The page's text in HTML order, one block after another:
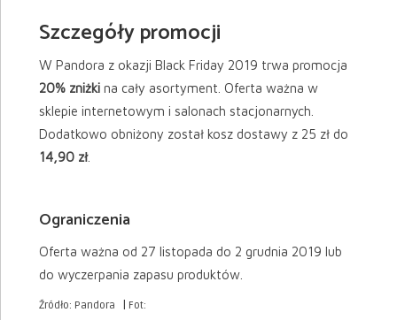
Szczegóły promocji
W Pandora z okazji Black Friday 2019 trwa promocja
20% zniżki na cały asortyment. Oferta ważna w
sklepie internetowym i salonach stacjonarnych.
Dodatkowo obniżony został kosz dostawy z 25 zł do
14,90 zł.
Ograniczenia
Oferta ważna od 27 listopada do 2 grudnia 2019 lub
do wyczerpania zapasu produktów.
Źródło: Pandora | Fot: